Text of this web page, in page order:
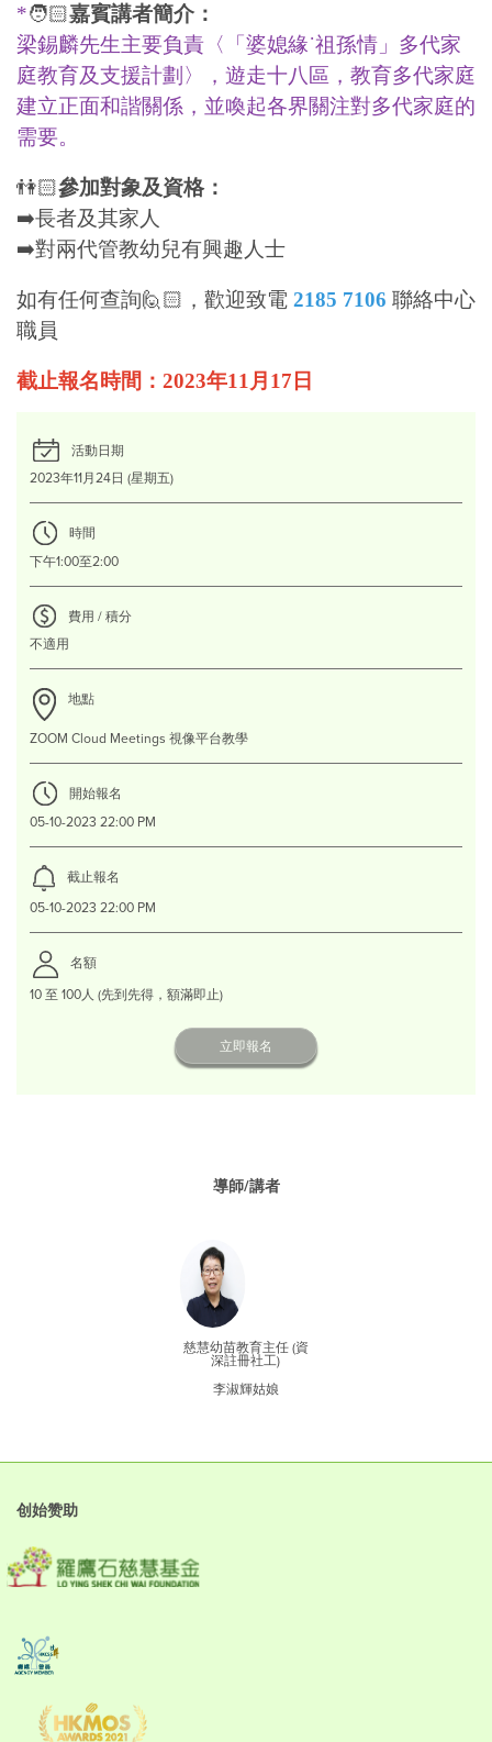
*🧑🏻嘉賓講者簡介：
梁錫麟先生主要負責〈「婆媳緣˙祖孫情」多代家
庭教育及支援計劃〉，遊走十八區，教育多代家庭
建立正面和諧關係，並喚起各界關注對多代家庭的
需要。
👫🏻參加對象及資格：
➡️長者及其家人
➡️對兩代管教幼兒有興趣人士
如有任何查詢🙋🏻，歡迎致電 2185 7106 聯絡中心
職員
截止報名時間：2023年11月17日
活動日期
2023年11月24日 (星期五)
時間
下午1:00至2:00
費用 / 積分
不適用
地點
ZOOM Cloud Meetings 視像平台教學
開始報名
05-10-2023 22:00 PM
截止報名
05-10-2023 22:00 PM
名額
10 至 100人 (先到先得，額滿即止)
立即報名
導師/講者
慈慧幼苗教育主任 (資
深註冊社工)
李淑輝姑娘
创始赞助